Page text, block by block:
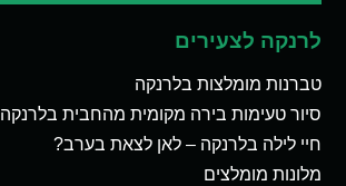
לרנקה לצעירים
טברנות מומלצות בלרנקה
סיור טעימות בירה מקומית מהחבית בלרנקה
חיי לילה בלרנקה – לאן לצאת בערב?
מלונות מומלצים